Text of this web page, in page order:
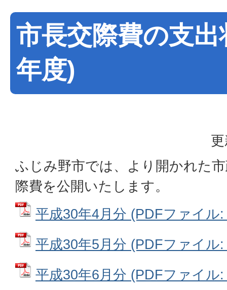
市長交際費の支
年度)
ふじみ野市では、より開かれた
際費を公開いたします。
平成30年4月分 (PDFファイル
平成30年5月分 (PDFファイル
平成30年6月分 (PDFファイル